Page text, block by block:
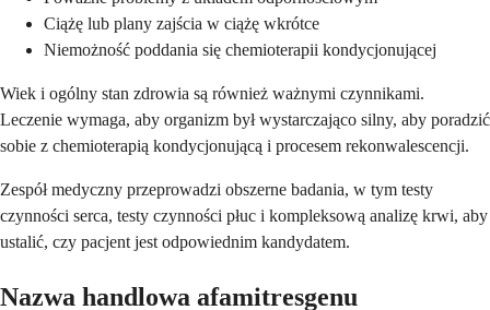
Ciążę lub plany zajścia w ciążę wkrótce
Niemożność poddania się chemioterapii kondycjonującej
Wiek i ogólny stan zdrowia są również ważnymi czynnikami.
Leczenie wymaga, aby organizm był wystarczająco silny, aby poradzić
sobie z chemioterapią kondycjonującą i procesem rekonwalescencji.
Zespół medyczny przeprowadzi obszerne badania, w tym testy
czynności serca, testy czynności płuc i kompleksową analizę krwi, aby
ustalić, czy pacjent jest odpowiednim kandydatem.
Nazwa handlowa afamitresgenu